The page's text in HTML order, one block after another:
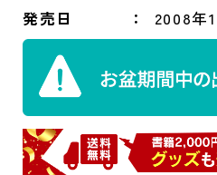
発売日 2008年